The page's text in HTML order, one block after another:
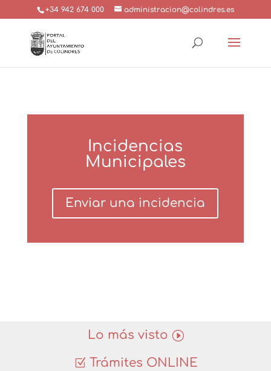
+34 942 674 000 administracion@colindres.es
Incidencias
Municipales
Enviar una incidencia
Lo más visto
Trámites ONLINE